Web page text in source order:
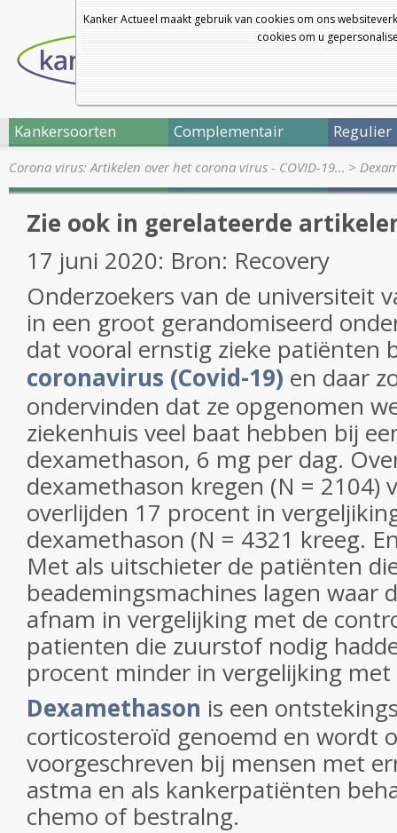
Kanker Actueel maakt gebruik van cookies om ons
cookies om u
Kankersoorten Complementair Regulier
Corona virus: Artikelen over het corona virus - COVID-19… >
Zie ook in gerelateerde
17 juni 2020: Bron: Recovery
Onderzoekers van de universiteit
in een groot gerandomiseerd
dat vooral ernstig zieke patiënten
coronavirus (Covid-19) en daar
ondervinden dat ze opgenomen
ziekenhuis veel baat hebben bij
dexamethason, 6 mg per dag.
dexamethason kregen (N = 2104)
overlijden 17 procent in
dexamethason (N = 4321 kreeg.
Met als uitschieter de patiënten
beademingsmachines lagen waar
afnam in vergelijking met de
patienten die zuurstof nodig
procent minder in vergelijking
Dexamethason is een
corticosteroïd genoemd en wordt
voorgeschreven bij mensen met
astma en als kankerpatiënten
chemo of bestralng.